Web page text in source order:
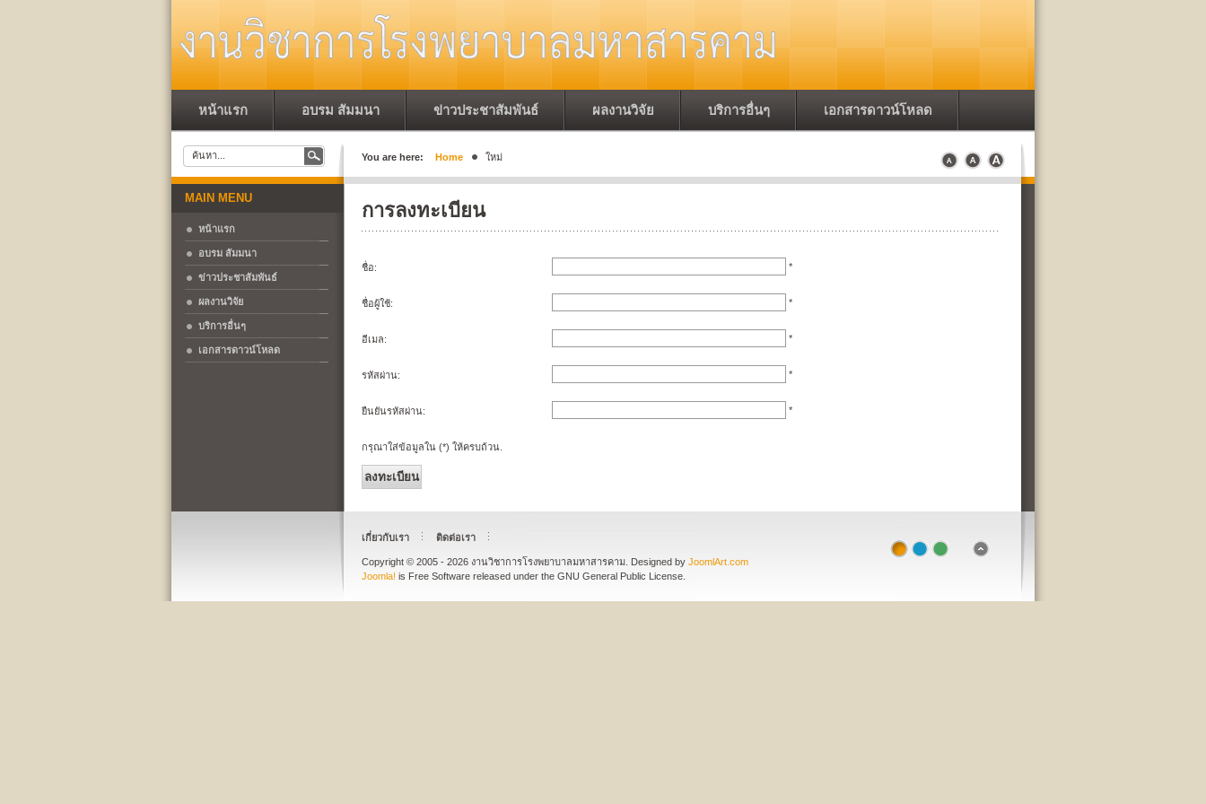
หน้าแรก อบรม สัมมนา ข่าวประชาสัมพันธ์ ผลงานวิจัย บริการอื่นๆ เอกสารดาวน์โหลด
You are here: Home ใหม่
การลงทะเบียน
ชื่อ: *
ชื่อผู้ใช้: *
อีเมล: *
รหัสผ่าน: *
ยืนยันรหัสผ่าน: *
กรุณาใส่ข้อมูลใน (*) ให้ครบถ้วน.
ลงทะเบียน
MAIN MENU
หน้าแรก
อบรม สัมมนา
ข่าวประชาสัมพันธ์
ผลงานวิจัย
บริการอื่นๆ
เอกสารดาวน์โหลด
เกี่ยวกับเรา ติดต่อเรา
Copyright © 2005 - 2026 งานวิชาการโรงพยาบาลมหาสารคาม. Designed byJoomlArt.com
Joomla! is Free Software released under the GNU General Public License.